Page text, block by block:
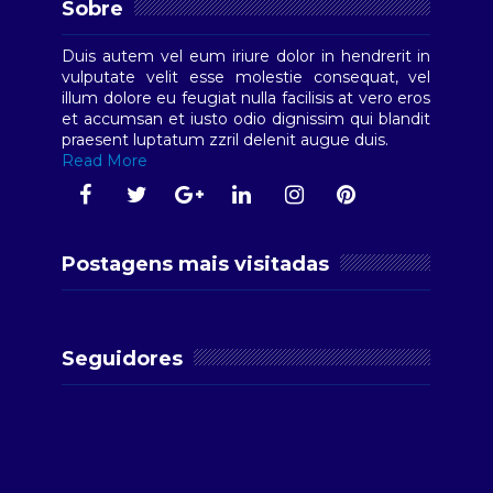
Sobre
Duis autem vel eum iriure dolor in hendrerit in
vulputate velit esse molestie consequat, vel
illum dolore eu feugiat nulla facilisis at vero eros
et accumsan et iusto odio dignissim qui blandit
praesent luptatum zzril delenit augue duis.
Read More
Postagens mais visitadas
Seguidores